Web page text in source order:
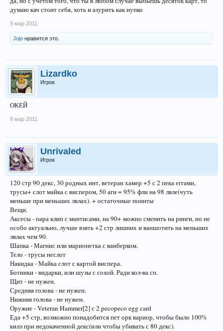
думаю кач стоит себя, хоть и азурить как нупко
9 мар 2011
Jojo нравится это.
Lizardko
Игрок
ОКЕЙ
9 мар 2011
Unrivaled
Игрок
120 стр 90 декс, 30 родных инт, ветеран хамер +5 с 2 пека еггами,
трусы+ слот майка с виспером, 50 аги = 95% фли на 98 лвле(чуть
меньше при меньших лвлах). + остаточные поинты
Вещи.
Аксесы - пара клип с мантисами, на 90+ можно сменить на ринги, но не
особо актуально, лучше взять +2 стр лишних и ваншотить на меньших
лвлах чем 90.
Шапка - Магнис или марионетка с ванберком.
Тело - трусы неслот
Накидка - Майка слот с картой виспера.
Ботинки - видарки, или шузы с сохой. Ради кол-ва сп.
Щит - не нужен.
Средняя голова - не нужен.
Нижняя голова - не нужен.
Оружие - Veteran Hammer[2] с 2 pecopeco egg card
Еда +5 стр, возможно понадобится пет орк вариор, чтобы было 100%
килл при недокаченной декс(или чтобы убивать с 80 декс).